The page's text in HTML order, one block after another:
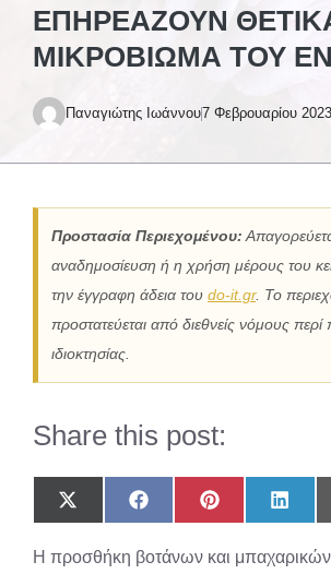
ΕΠΗΡΕΆΖΟΥΝ
ΜΙΚΡΟΒΊΩΜΑ ΤΟΥ
Παναγιώτης Ιωάννου7 Φεβρουαρίου 2023
Προστασία Περιεχομένου:
αναδημοσίευση ή η χρήση μέρους του
την έγγραφη άδεια του do-it.gr. Το
προστατεύεται από διεθνείς νόμους περί
ιδιοκτησίας.
Share this post:
Share
on
(Twitter)
Share
on
Share
on
Share
on
Η προσθήκη βοτάνων και